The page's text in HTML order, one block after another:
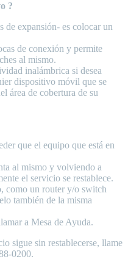
?
de expansión- es colocar un
de conexión y permite
al mismo.
inalámbrica si desea
dispositivo móvil que se
área de cobertura de su
que el equipo que está en
al mismo y volviendo a
el servicio se restablece.
como un router y/o switch
también de la misma
a Mesa de Ayuda.
sigue sin restablecerse, llame
0200.